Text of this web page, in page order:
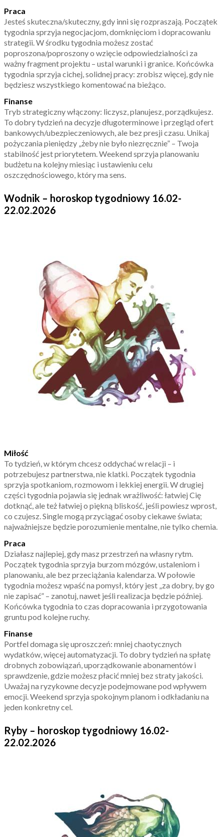
Praca
Jesteś skuteczna/skuteczny, gdy inni się rozpraszają. Początek
tygodnia sprzyja negocjacjom, domknięciom i dopracowaniu
strategii. W środku tygodnia możesz zostać
poproszona/poproszony o wzięcie odpowiedzialności za
ważny fragment projektu – ustal warunki i granice. Końcówka
tygodnia sprzyja cichej, solidnej pracy: zrobisz więcej, gdy nie
będziesz wszystkiego komentować na bieżąco.
Finanse
Tryb strategiczny włączony: liczysz, planujesz, porządkujesz.
To dobry tydzień na decyzje długoterminowe i przegląd ofert
bankowych/ubezpieczeniowych, ale bez presji czasu. Unikaj
pożyczania pieniędzy „żeby nie było niezręcznie” – Twoja
stabilność jest priorytetem. Weekend sprzyja planowaniu
budżetu na kolejny miesiąc i ustawieniu celu
oszczędnościowego, który ma sens.
Wodnik – horoskop tygodniowy 16.02-
22.02.2026
Miłość
To tydzień, w którym chcesz oddychać w relacji – i
potrzebujesz partnerstwa, nie klatki. Początek tygodnia
sprzyja spotkaniom, rozmowom i lekkiej energii. W drugiej
części tygodnia pojawia się jednak wrażliwość: łatwiej Cię
dotknąć, ale też łatwiej o piękną bliskość, jeśli powiesz wprost,
co czujesz. Single mogą przyciągać osoby ciekawe świata;
najważniejsze będzie porozumienie mentalne, nie tylko chemia.
Praca
Działasz najlepiej, gdy masz przestrzeń na własny rytm.
Początek tygodnia sprzyja burzom mózgów, ustaleniom i
planowaniu, ale bez przeciążania kalendarza. W połowie
tygodnia możesz wpaść na pomysł, który jest „za dobry, by go
nie zapisać” – zanotuj, nawet jeśli realizacja będzie później.
Końcówka tygodnia to czas dopracowania i przygotowania
gruntu pod kolejne ruchy.
Finanse
Portfel domaga się uproszczeń: mniej chaotycznych
wydatków, więcej automatyzacji. To dobry tydzień na spłatę
drobnych zobowiązań, uporządkowanie abonamentów i
sprawdzenie, gdzie możesz płacić mniej bez straty jakości.
Uważaj na ryzykowne decyzje podejmowane pod wpływem
emocji. Weekend sprzyja spokojnym planom i odkładaniu na
jeden konkretny cel.
Ryby – horoskop tygodniowy 16.02-
22.02.2026